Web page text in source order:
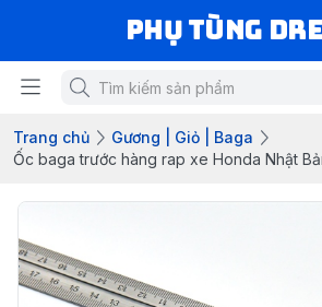
Phụ Tùng
Trang chủ
Gương | Giỏ | Baga
Ốc baga trước hàng rap xe Honda Nhật